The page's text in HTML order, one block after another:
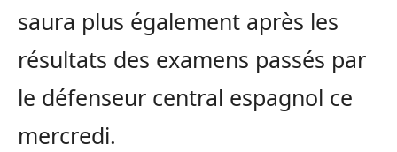
saura plus également après les
résultats des examens passés par
le défenseur central espagnol ce
mercredi.